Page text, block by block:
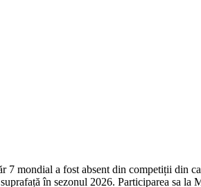
a fost absent din competiții din
în sezonul 2026. Participarea sa